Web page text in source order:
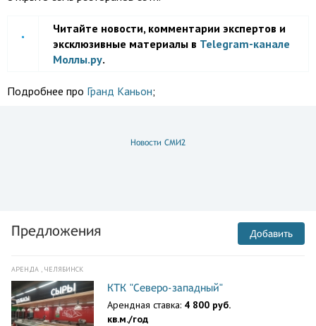
Читайте новости, комментарии экспертов и
эксклюзивные материалы в Telegram-канале
Моллы.ру.
Подробнее про Гранд Каньон;
Новости СМИ2
Предложения Добавить
АРЕНДА , ЧЕЛЯБИНСК
КТК "Северо-западный"
Арендная ставка: 4 800 руб.
кв.м./год